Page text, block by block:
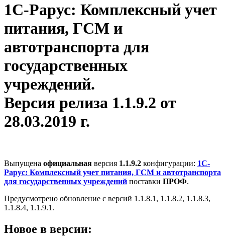
1С-Рарус: Комплексный учет
питания, ГСМ и
автотранспорта для
государственных
учреждений.
Версия релиза 1.1.9.2 от
28.03.2019 г.
Выпущена официальная версия 1.1.9.2 конфигурации: 1С-
Рарус: Комплексный учет питания, ГСМ и автотранспорта
для государственных учреждений поставки ПРОФ.
Предусмотрено обновление с версий 1.1.8.1, 1.1.8.2, 1.1.8.3,
1.1.8.4, 1.1.9.1.
Новое в версии: